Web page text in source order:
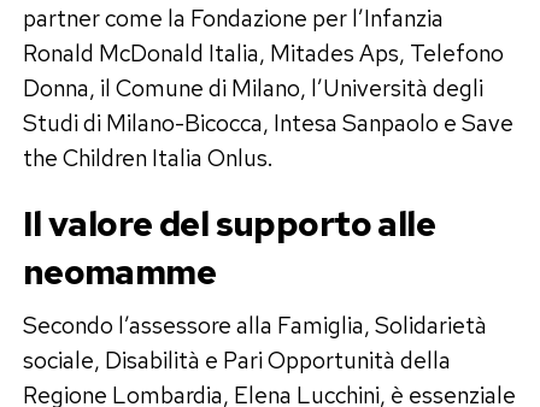
partner come la Fondazione per l’Infanzia
Ronald McDonald Italia, Mitades Aps, Telefono
Donna, il Comune di Milano, l’Università degli
Studi di Milano-Bicocca, Intesa Sanpaolo e Save
the Children Italia Onlus.
Il valore del supporto alle
neomamme
Secondo l’assessore alla Famiglia, Solidarietà
sociale, Disabilità e Pari Opportunità della
Regione Lombardia, Elena Lucchini, è essenziale